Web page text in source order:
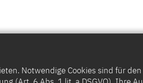
Notwendige Cookies sind für